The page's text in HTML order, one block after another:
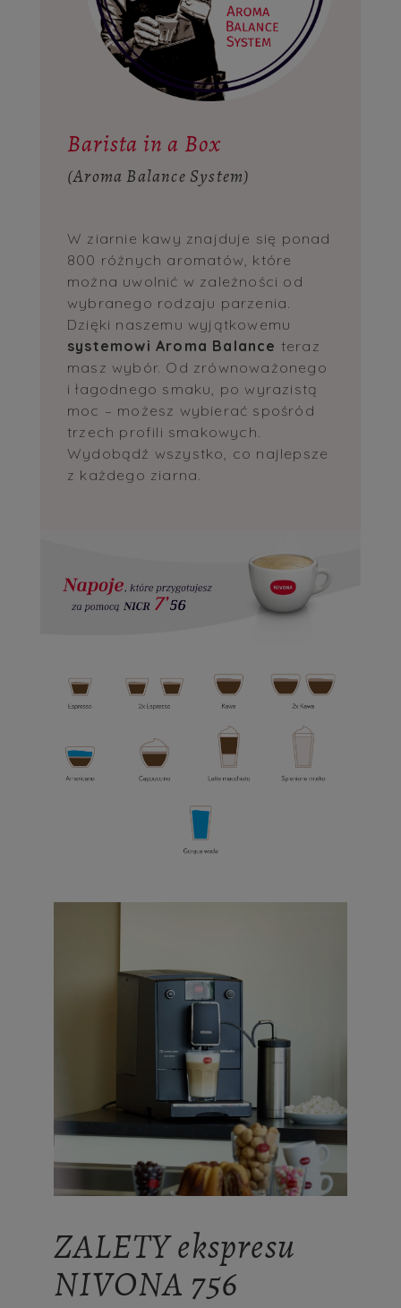
Barista in a Box
(Aroma Balance System)
W ziarnie kawy znajduje się ponad
800 różnych aromatów, które
można uwolnić w zależności od
wybranego rodzaju parzenia.
Dzięki naszemu wyjątkowemu
systemowi Aroma Balance teraz
masz wybór. Od zrównoważonego
i łagodnego smaku, po wyrazistą
moc – możesz wybierać spośród
trzech profili smakowych.
Wydobądź wszystko, co najlepsze
z każdego ziarna.
ZALETY ekspresu
NIVONA 756